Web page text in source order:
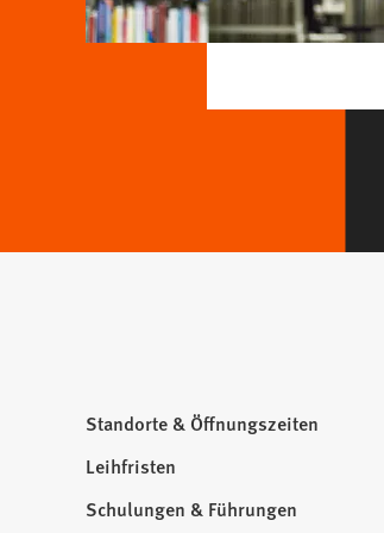
Standorte & Öffnungszeiten
Leihfristen
Schulungen & Führungen